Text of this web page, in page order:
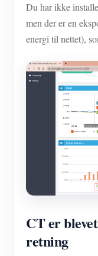
Du har ikke
men der er en
energi til nettet),
CT er
retning